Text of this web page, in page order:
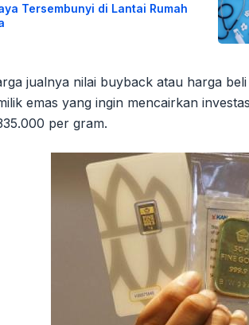
Tersembunyi di Lantai Rumah
jualnya nilai buyback atau harga
emas yang ingin mencairkan
per gram.